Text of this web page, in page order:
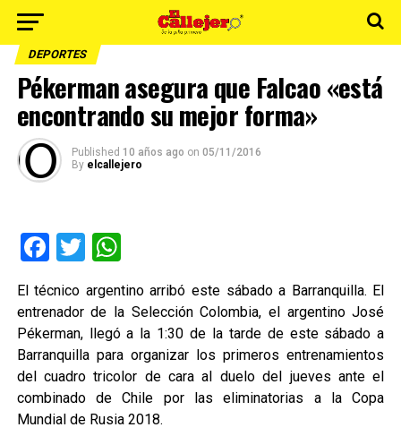
DEPORTES
Pékerman asegura que Falcao «está
encontrando su mejor forma»
Published 10 años ago on 05/11/2016
By elcallejero
Facebook
TwitterWhatsApp
El técnico argentino arribó este sábado a Barranquilla. El
entrenador de la Selección Colombia, el argentino José
Pékerman, llegó a la 1:30 de la tarde de este sábado a
Barranquilla para organizar los primeros entrenamientos
del cuadro tricolor de cara al duelo del jueves ante el
combinado de Chile por las eliminatorias a la Copa
Mundial de Rusia 2018.